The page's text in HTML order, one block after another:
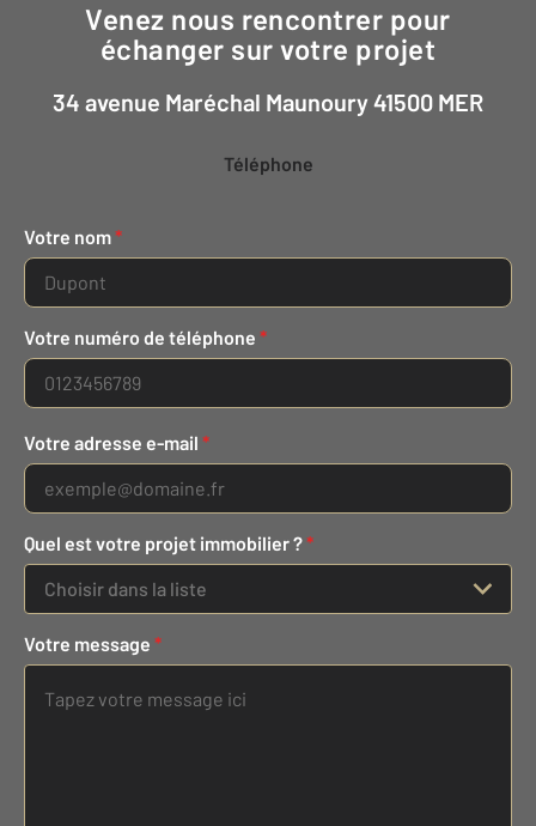
Venez nous rencontrer pour
échanger sur votre projet
34 avenue Maréchal Maunoury 41500 MER
Téléphone
Votre nom*
Votre numéro de téléphone *
Votre adresse e-mail *
Quel est votre projet immobilier ?*
Choisir dans la liste
Votre message *